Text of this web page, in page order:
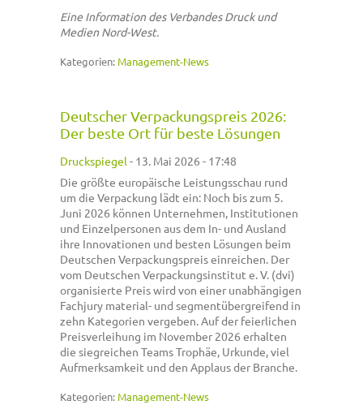
Eine Information des Verbandes Druck und
Medien Nord-West.
Kategorien: Management-News
Deutscher Verpackungspreis 2026:
Der beste Ort für beste Lösungen
Druckspiegel - 13. Mai 2026 - 17:48
Die größte europäische Leistungsschau rund
um die Verpackung lädt ein: Noch bis zum 5.
Juni 2026 können Unternehmen, Institutionen
und Einzelpersonen aus dem In- und Ausland
ihre Innovationen und besten Lösungen beim
Deutschen Verpackungspreis einreichen. Der
vom Deutschen Verpackungsinstitut e. V. (dvi)
organisierte Preis wird von einer unabhängigen
Fachjury material- und segmentübergreifend in
zehn Kategorien vergeben. Auf der feierlichen
Preisverleihung im November 2026 erhalten
die siegreichen Teams Trophäe, Urkunde, viel
Aufmerksamkeit und den Applaus der Branche.
Kategorien: Management-News